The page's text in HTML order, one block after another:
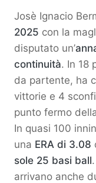
Josè Ignacio
2025 con la
disputato un’
continuità. In 18
da partente, ha
vittorie e 4
punto fermo
In quasi 100
una ERA di 3.08
sole 25 basi ball
arrivano anche